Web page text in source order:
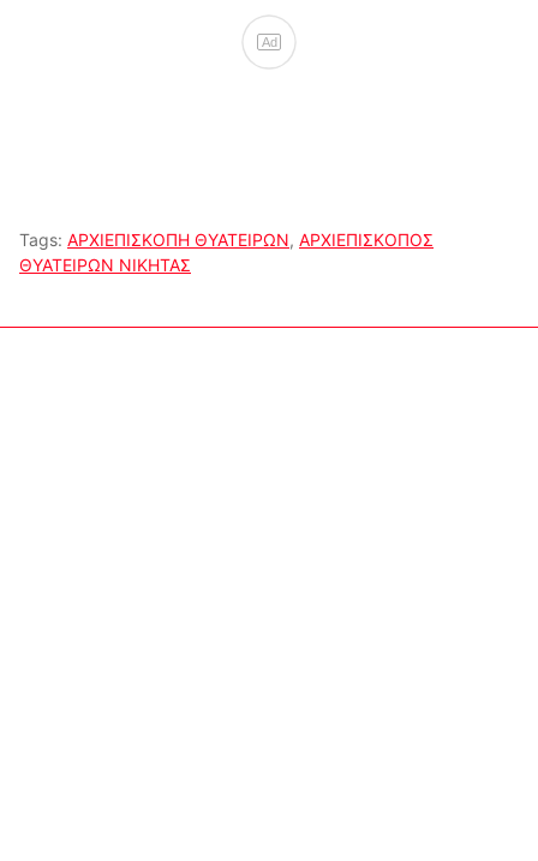
Ad
Tags: ΑΡΧΙΕΠΙΣΚΟΠΗ ΘΥΑΤΕΙΡΩΝ, ΑΡΧΙΕΠΙΣΚΟΠΟΣ
ΘΥΑΤΕΙΡΩΝ ΝΙΚΗΤΑΣ